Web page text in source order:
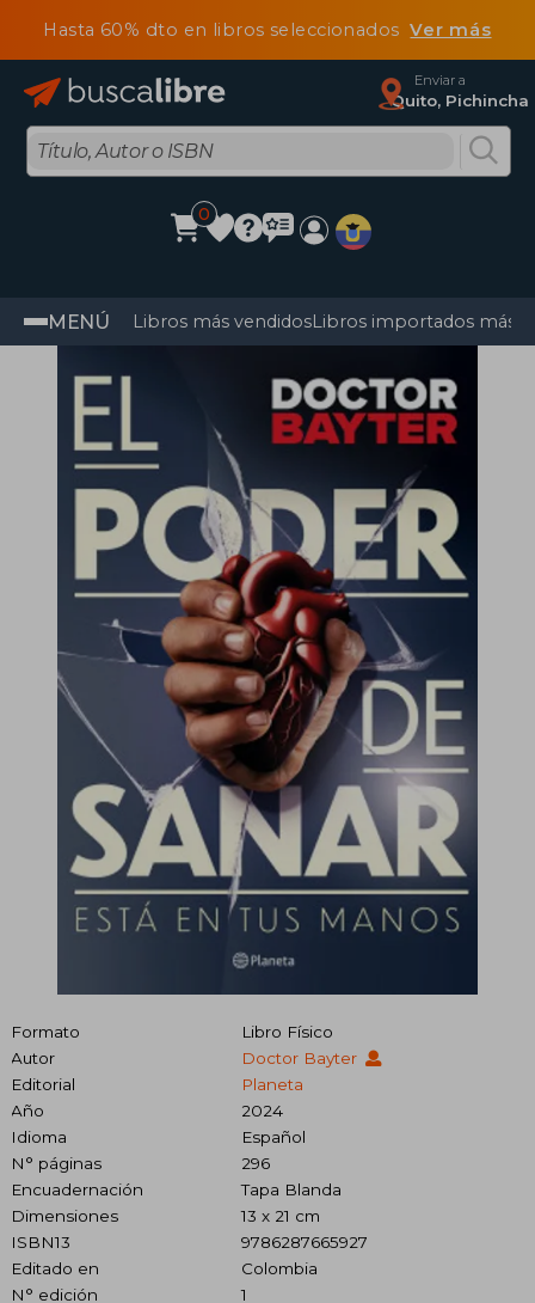
Hasta 60% dto en libros seleccionadosVer más
Enviar a
Quito, Pichincha
0
MENÚ Libros más vendidosLibros importados más
Formato
Libro Físico
Autor
Doctor Bayter
Editorial
Planeta
Año
2024
Idioma
Español
N° páginas
296
Encuadernación
Tapa Blanda
Dimensiones
13 x 21 cm
ISBN13
9786287665927
Editado en
Colombia
N° edición
1